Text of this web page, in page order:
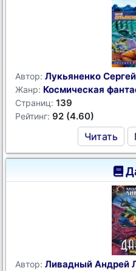
Автор: Лукьяненко
Жанр: Космическая
Страниц: 139
Рейтинг: 92 (4.60)
Читать
Автор: Ливадный Андрей